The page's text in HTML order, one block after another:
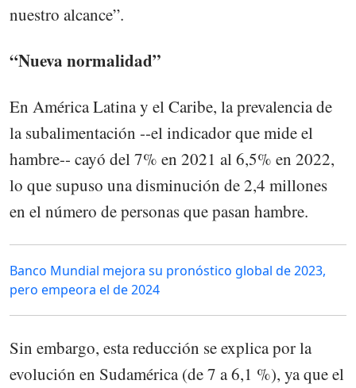
nuestro alcance”.
“Nueva normalidad”
En América Latina y el Caribe, la prevalencia de
la subalimentación --el indicador que mide el
hambre-- cayó del 7% en 2021 al 6,5% en 2022,
lo que supuso una disminución de 2,4 millones
en el número de personas que pasan hambre.
Banco Mundial mejora su pronóstico global de 2023,
pero empeora el de 2024
Sin embargo, esta reducción se explica por la
evolución en Sudamérica (de 7 a 6,1 %), ya que el